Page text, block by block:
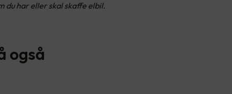
du har eller skal skaffe elbil.
også